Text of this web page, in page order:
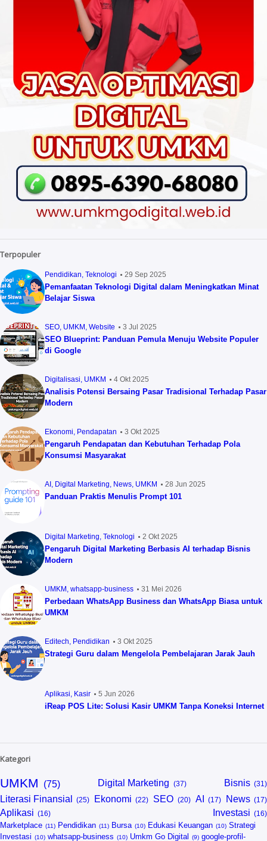
Terpopuler
Pendidikan Teknologi 29 Sep 2025
Pemanfaatan Teknologi Digital dalam Meningkatkan Minat
Belajar Siswa
SEO UMKM Website 3 Jul 2025
SEO Blueprint: Panduan Pemula Menuju Website Populer
di Google
Digitalisasi UMKM 4 Okt 2025
Analisis Potensi Bersaing Pasar Tradisional Terhadap Pasar
Modern
Ekonomi Pendapatan 3 Okt 2025
Pengaruh Pendapatan dan Kebutuhan Terhadap Pola
Konsumsi Masyarakat
AI Digital Marketing News UMKM 28 Jun 2025
Panduan Praktis Menulis Prompt 101
Digital Marketing Teknologi 2 Okt 2025
Pengaruh Digital Marketing Berbasis AI terhadap Bisnis
Modern
UMKM whatsapp-business 31 Mei 2026
Perbedaan WhatsApp Business dan WhatsApp Biasa untuk
UMKM
Editech Pendidikan 3 Okt 2025
Strategi Guru dalam Mengelola Pembelajaran Jarak Jauh
Aplikasi Kasir 5 Jun 2026
iReap POS Lite: Solusi Kasir UMKM Tanpa Koneksi Internet
Kategori
UMKM Digital Marketing
Bisnis
Literasi Finansial
Ekonomi SEO AI
News
Aplikasi
Investasi
Marketplace Pendidikan Bursa Edukasi Keuangan
Strategi
Investasi
whatsapp-business Umkm Go Digital
google-profil-